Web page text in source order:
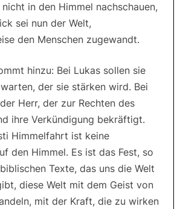
in den Himmel nachschauen,
sei nun der Welt,
den Menschen zugewandt.
hinzu: Bei Lukas sollen sie
der sie stärken wird. Bei
Herr, der zur Rechten des
ihre Verkündigung bekräftigt.
Himmelfahrt ist keine
den Himmel. Es ist das Fest, so
Texte, das uns die Welt
diese Welt mit dem Geist von
mit der Kraft, die zu wirken